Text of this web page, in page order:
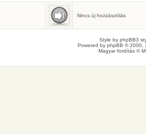
Születésnaposok
Ma senkinek sincs születésnapja.
Nincs új hozzászólás
Style by phpBB3
Powered by phpBB © 2000,
Magyar fordítás ©